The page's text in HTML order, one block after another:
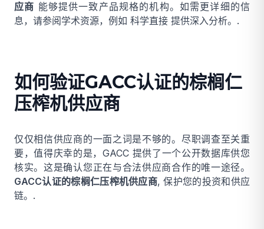
应商 能够提供一致产品规格的机构。如需更详细的信
息，请参阅学术资源，例如 科学直接 提供深入分析。.
如何验证GACC认证的棕榈仁
压榨机供应商
仅仅相信供应商的一面之词是不够的。尽职调查至关重
要，值得庆幸的是，GACC 提供了一个公开数据库供您
核实。这是确认您正在与合法供应商合作的唯一途径。
GACC认证的棕榈仁压榨机供应商, 保护您的投资和供应
链。.